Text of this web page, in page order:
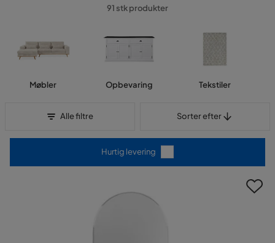
91 stk produkter
Møbler Opbevaring Tekstiler
Alle filtre Sorter efter
Hurtig levering